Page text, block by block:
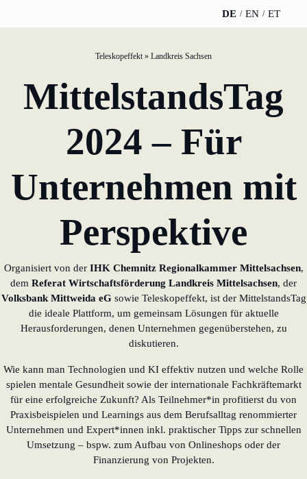
DE EN ET
STARTSEITE
Innovationsreise
Moderation &
Impulsvortrag
Wissensmanagement
Innovation für
Banken
lernen aus Estland
Startups in
Deutschland
Neues
Betriebsmodell:
Effizienzpotenziale
TELESKOPEFFEKT
Silber-Partner
Bronze-Partner
Unterstützer
News
WERO
Buch & Podcast
Teleskopeffekt» Landkreis Sachsen
MittelstandsTag
2024 – Für
Unternehmen mit
Perspektive
Organisiert von derIHK Chemnitz Regionalkammer Mittelsachsen,
dem Referat Wirtschaftsförderung Landkreis Mittelsachsen, der
Volksbank Mittweida eGsowie Teleskopeffekt, ist der MittelstandsTag
die ideale Plattform, um gemeinsam Lösungen für aktuelle
Herausforderungen, denen Unternehmen gegenüberstehen, zu
diskutieren.
Wie kann man Technologien und KI effektiv nutzen und welche Rolle
spielen mentale Gesundheit sowie der internationale Fachkräftemarkt
für eine erfolgreiche Zukunft? Als Teilnehmer*in profitierst du von
Praxisbeispielen und Learnings aus dem Berufsalltag renommierter
Unternehmen und Expert*innen inkl. praktischer Tipps zur schnellen
Umsetzung – bspw. zum Aufbau von Onlineshops oder der
Finanzierung von Projekten.